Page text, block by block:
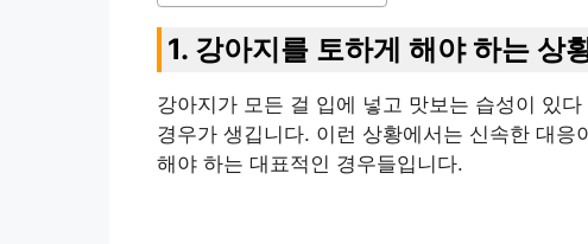
1. 강아지를 토하게 해야 하는 상
강아지가 모든 걸 입에 넣고 맛보는 습성이 있
경우가 생깁니다. 이런 상황에서는 신속한 대응
해야 하는 대표적인 경우들입니다.